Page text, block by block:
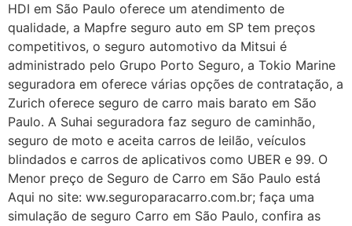
HDI em São Paulo oferece um atendimento de
qualidade, a Mapfre seguro auto em SP tem preços
competitivos, o seguro automotivo da Mitsui é
administrado pelo Grupo Porto Seguro, a Tokio Marine
seguradora em oferece várias opções de contratação, a
Zurich oferece seguro de carro mais barato em São
Paulo. A Suhai seguradora faz seguro de caminhão,
seguro de moto e aceita carros de leilão, veículos
blindados e carros de aplicativos como UBER e 99. O
Menor preço de Seguro de Carro em São Paulo está
Aqui no site: ww.seguroparacarro.com.br; faça uma
simulação de seguro Carro em São Paulo, confira as